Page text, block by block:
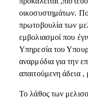
οικοσυστημάτων.
πρωτοβουλία των
εμβολιασμοί που
Υπηρεσία του
αναρμόδια για την
απαιτούμενη άδεια ,
Το λάθος των